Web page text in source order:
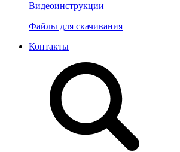
Видеоинструкции
Файлы для скачивания
Контакты